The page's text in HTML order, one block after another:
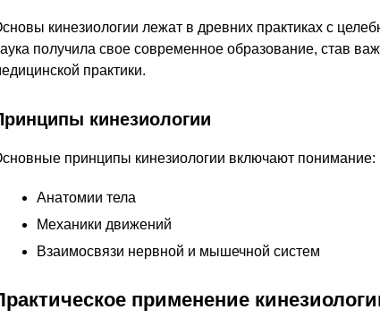
кинезиологии лежат в древних практиках с
получила свое современное образование, став
практики.
кинезиологии
принципы кинезиологии включают понимание:
Анатомии тела
Механики движений
Взаимосвязи нервной и мышечной систем
применение